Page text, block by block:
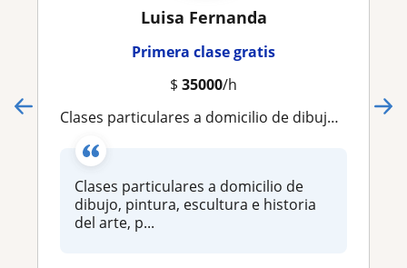
Luisa Fernanda
Primera clase gratis
$ 35000/h
Clases particulares a domicilio de dibujo, pintura, escultura e historia del arte, para niños y adultos
Clases particulares a domicilio de
dibujo, pintura, escultura e historia
del arte, p...